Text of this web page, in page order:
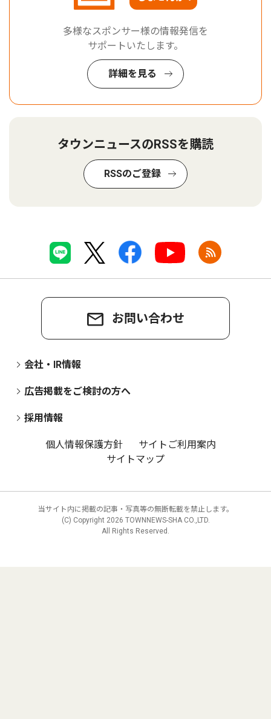
多様なスポンサー様の情報発信を
サポートいたします。
詳細を見る
タウンニュースのRSSを購読
RSSのご登録
お問い合わせ
会社・IR情報
広告掲載をご検討の方へ
採用情報
個人情報保護方針
サイトご利用案内
サイトマップ
当サイト内に掲載の記事・写真等の無断転載を禁止します。
(C) Copyright 2026 TOWNNEWS-SHA CO.,LTD.
All Rights Reserved.